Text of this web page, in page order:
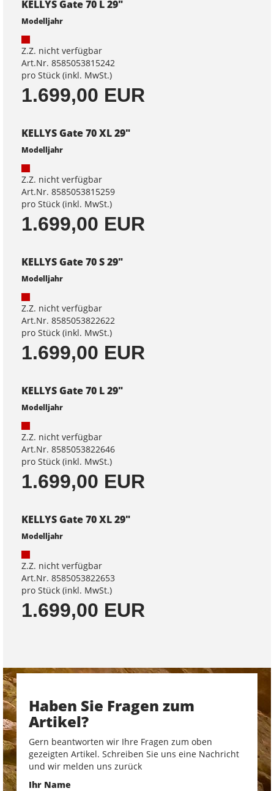
KELLYS Gate 70 L 29"
Modelljahr
Z.Z. nicht verfügbar
Art.Nr. 8585053815242
pro Stück (inkl. MwSt.)
1.699,00 EUR
KELLYS Gate 70 XL 29"
Modelljahr
Z.Z. nicht verfügbar
Art.Nr. 8585053815259
pro Stück (inkl. MwSt.)
1.699,00 EUR
KELLYS Gate 70 S 29"
Modelljahr
Z.Z. nicht verfügbar
Art.Nr. 8585053822622
pro Stück (inkl. MwSt.)
1.699,00 EUR
KELLYS Gate 70 L 29"
Modelljahr
Z.Z. nicht verfügbar
Art.Nr. 8585053822646
pro Stück (inkl. MwSt.)
1.699,00 EUR
KELLYS Gate 70 XL 29"
Modelljahr
Z.Z. nicht verfügbar
Art.Nr. 8585053822653
pro Stück (inkl. MwSt.)
1.699,00 EUR
Haben Sie Fragen zum
Artikel?
Gern beantworten wir Ihre Fragen zum oben
gezeigten Artikel. Schreiben Sie uns eine Nachricht
und wir melden uns zurück
Ihr Name